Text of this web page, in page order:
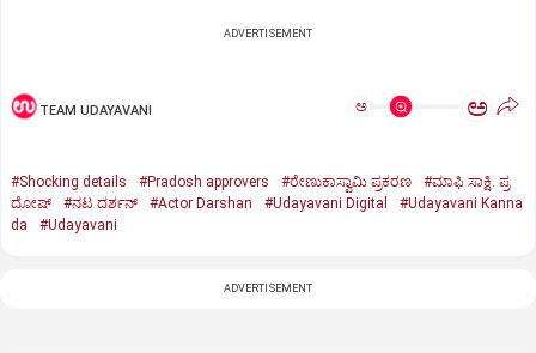
ADVERTISEMENT
TEAM UDAYAVANI ಅ ಅ
#Shocking details #Pradosh approvers #ರೇಣುಕಾಸ್ವಾಮಿ ಪ್ರಕರಣ
#ಮಾಫಿ ಸಾಕ್ಷಿ. ಪ್ರ
ದೋಷ್‌
#ನಟ ದರ್ಶನ್‌ #Actor Darshan #Udayavani Digital
#Udayavani Kanna
da
#Udayavani
ADVERTISEMENT